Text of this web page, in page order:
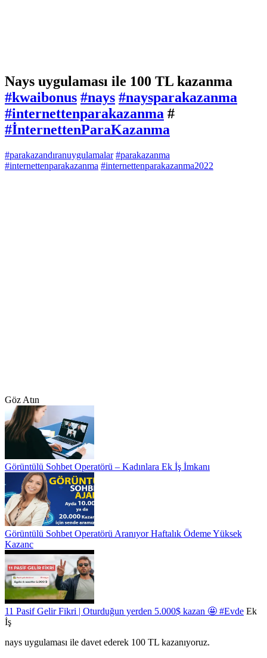
Nays uygulaması ile 100 TL kazanma
#kwaibonus #nays #naysparakazanma
#internettenparakazanma #
#İnternettenParaKazanma
#parakazandıranuygulamalar #parakazanma
#internettenparakazanma #internettenparakazanma2022
Göz Atın
Görüntülü Sohbet Operatörü – Kadınlara Ek İş İmkanı
Görüntülü Sohbet Operatörü Aranıyor Haftalık Ödeme Yüksek
Kazanc
11 Pasif Gelir Fikri | Oturduğun yerden 5.000$ kazan 🤩 #Evde Ek
İş
nays uygulaması ile davet ederek 100 TL kazanıyoruz.